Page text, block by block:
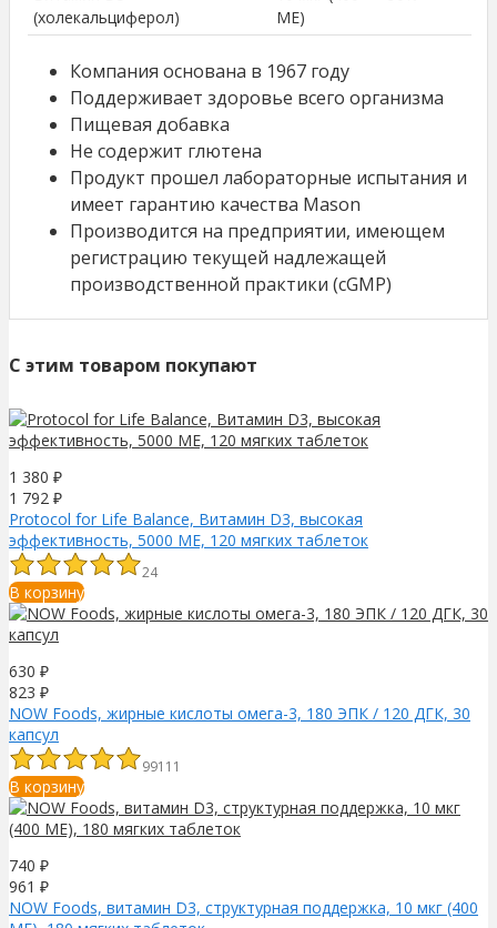
(холекальциферол)
МЕ)
Компания основана в 1967 году
Поддерживает здоровье всего организма
Пищевая добавка
Не содержит глютена
Продукт прошел лабораторные испытания и
имеет гарантию качества Mason
Производится на предприятии, имеющем
регистрацию текущей надлежащей
производственной практики (cGMP)
C этим товаром покупают
1 380 ₽
1 792 ₽
Protocol for Life Balance, Витамин D3, высокая
эффективность, 5000 МЕ, 120 мягких таблеток
24
В корзину
630 ₽
823 ₽
NOW Foods, жирные кислоты омега-3, 180 ЭПК / 120 ДГК, 30
капсул
99111
В корзину
740 ₽
961 ₽
NOW Foods, витамин D3, структурная поддержка, 10 мкг (400